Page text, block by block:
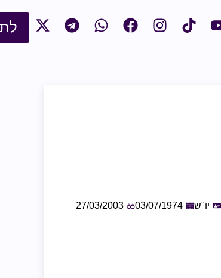
יו"ש 03/07/1974
27/03/2003